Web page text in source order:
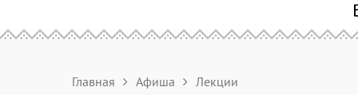
Главная Афиша Лекции